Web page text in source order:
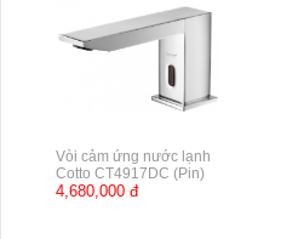
Vòi cảm ứng nước lạnh
Cotto CT4917DC (Pin)
4,680,000 đ